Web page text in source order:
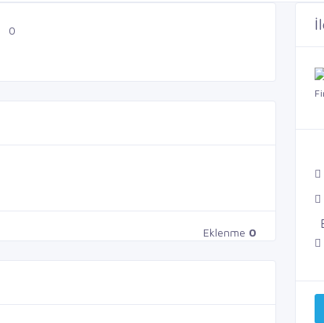
0
Eklenme 0